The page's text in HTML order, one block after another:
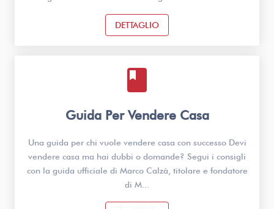
DETTAGLIO
book
Guida Per Vendere Casa
Una guida per chi vuole vendere casa con successo Devi
vendere casa ma hai dubbi o domande? Segui i consigli
con la guida ufficiale di Marco Calzà, titolare e fondatore
di M...